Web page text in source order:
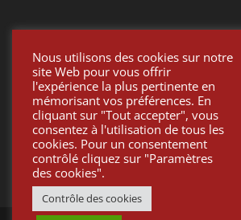
Toutes les marques mentionnées ci
appartiennent à leurs propriétaires
Toutes les pièces Protétik sont
différents systèmes mentionnés ci-
Nous utilisons des cookies sur notre
site Web pour vous offrir
l'expérience la plus pertinente en
mémorisant vos préférences. En
cliquant sur "Tout accepter", vous
consentez à l'utilisation de tous les
cookies. Pour un consentement
contrôlé cliquez sur "Paramètres
des cookies".
Contrôle des cookies